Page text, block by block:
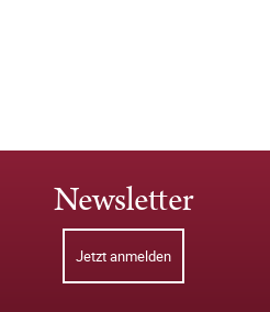
Newsletter
Jetzt anmelden